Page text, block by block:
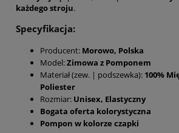
każdego stroju.
Specyfikacja:
Producent: Morowo, Polska
Model:Zimowa z Pomponem
Materiał (zew. | podszewka): 100%
Poliester
Rozmiar: Unisex, Elastyczny
Bogata oferta kolorystyczna
Pompon w kolorze czapki